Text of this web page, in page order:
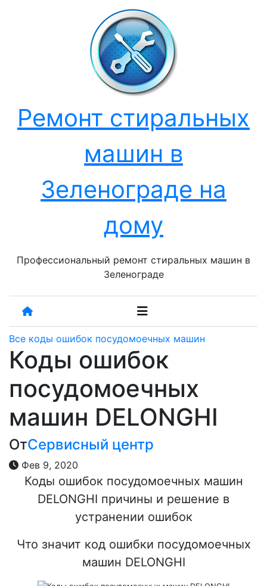
Ремонт стиральных
машин в
Зеленограде на
дому
Профессиональный ремонт стиральных машин в
Зеленограде
Все коды ошибок посудомоечных машин
Коды ошибок
посудомоечных
машин DELONGHI
ОтСервисный центр
Фев 9, 2020
Коды ошибок посудомоечных машин
DELONGHI причины и решение в
устранении ошибок
Что значит код ошибки посудомоечных
машин DELONGHI